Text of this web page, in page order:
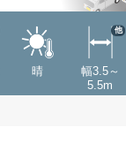
晴
幅3.5～
5.5m
他